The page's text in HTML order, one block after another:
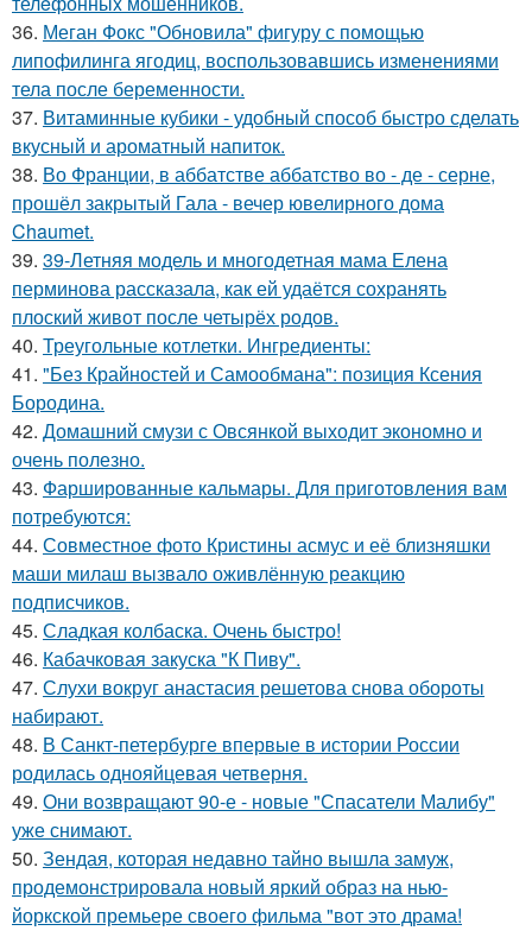
36. Меган Фокс "Обновила" фигуру с помощью
липофилинга ягодиц, воспользовавшись изменениями
тела после беременности.
37. Витаминные кубики - удобный способ быстро сделать
вкусный и ароматный напиток.
38. Во Франции, в аббатстве аббатство во - де - серне,
прошёл закрытый Гала - вечер ювелирного дома
Chaumet.
39. 39-Летняя модель и многодетная мама Елена
перминова рассказала, как ей удаётся сохранять
плоский живот после четырёх родов.
40. Треугольные котлетки. Ингредиенты:
41. "Без Крайностей и Самообмана": позиция Ксения
Бородина.
42. Домашний смузи с Овсянкой выходит экономно и
очень полезно.
43. Фаршированные кальмары. Для приготовления вам
потребуются:
44. Совместное фото Кристины асмус и её близняшки
маши милаш вызвало оживлённую реакцию
подписчиков.
45. Сладкая колбаска. Очень быстро!
46. Кабачковая закуска "К Пиву".
47. Слухи вокруг анастасия решетова снова обороты
набирают.
48. В Санкт-петербурге впервые в истории России
родилась однояйцевая четверня.
49. Они возвращают 90-е - новые "Спасатели Малибу"
уже снимают.
50. Зендая, которая недавно тайно вышла замуж,
продемонстрировала новый яркий образ на нью-
йоркской премьере своего фильма "вот это драма!